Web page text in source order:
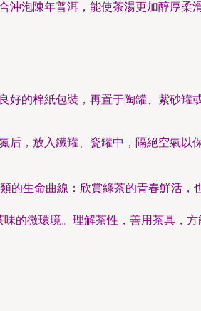
沖泡陳年普洱，能使茶湯更加醇厚柔
好的棉紙包裝，再置于陶罐、紫砂罐
后，放入鐵罐、瓷罐中，隔絕空氣以保
的生命曲線：欣賞綠茶的青春鮮活，
的微環境。理解茶性，善用茶具，